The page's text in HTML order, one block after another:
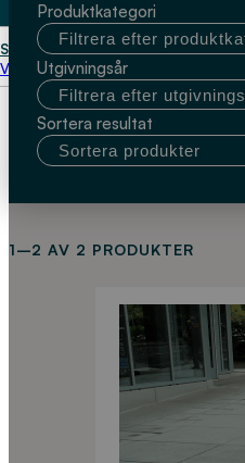
Start Joakim Pramsten
Välj kundtyp
Produktkategori
Utgivningsår
Sortera resultat
1–2 AV 2 PRODUKTER